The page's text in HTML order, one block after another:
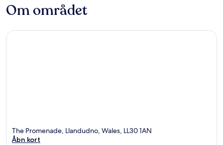
Om området
The Promenade, Llandudno, Wales, LL30 1AN
Åbn kort